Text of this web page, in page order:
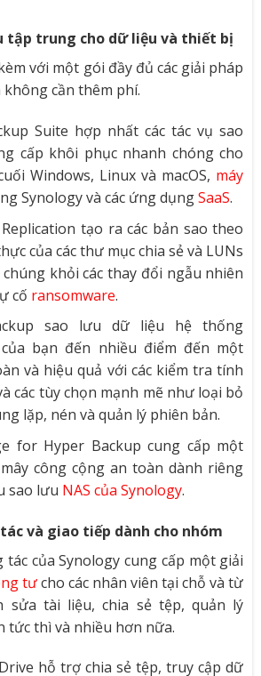
tập trung cho dữ liệu và thiết bị
với một gói đầy đủ các giải pháp
cần thêm phí.
Suite hợp nhất các tác vụ sao
cấp khôi phục nhanh chóng cho
Windows, Linux và macOS, máy
Synology và các ứng dụngSaaS.
tạo ra các bản sao theo
của các thư mục chia sẻ và LUNs
khỏi các thay đổi ngẫu nhiên
cố ransomware.
sao lưu dữ liệu hệ thống
bạn đến nhiều điểm đến một
và hiệu quả với các kiểm tra tính
các tùy chọn mạnh mẽ như loại bỏ
lặp, nén và quản lý phiên bản.
for Hyper Backup cung cấp một
công cộng an toàn dành riêng
sao lưu NAS của Synology.
và giao tiếp dành cho nhóm
tác của Synology cung cấp một giải
tưcho các nhân viên tại chỗ và từ
sửa tài liệu, chia sẻ tệp, quản lý
tức thì và nhiều hơn nữa.
hỗ trợ chia sẻ tệp, truy cập dữ